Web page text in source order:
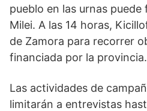
pueblo en las urnas
Milei. A las 14 horas,
de Zamora para recorrer
financiada por la provincia.
Las actividades de
limitarán a entrevistas